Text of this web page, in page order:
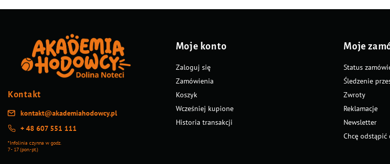
Kontakt
kontakt@akademiahodowcy.pl
+ 48 607 551 111
*Infolinia czynna w godz.
7 - 17 (pon.-pt.)
Moje konto
Zaloguj się
Zamówienia
Koszyk
Wcześniej kupione
Historia transakcji
Moje
Status
Śledzenie
Zwroty
Reklamacje
Newsletter
Chcę